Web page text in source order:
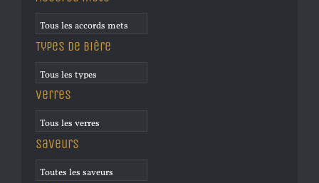
Types de bière
Verres
Saveurs